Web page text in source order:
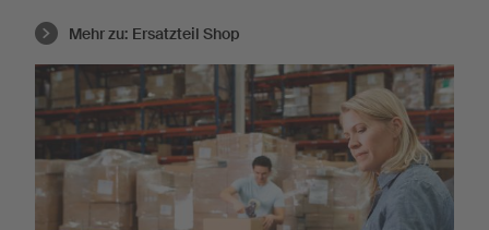
Mehr zu: Ersatzteil Shop